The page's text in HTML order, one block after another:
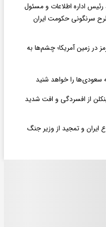
اداره اطلاعات و مسئول
سرنگونی حکومت ایران
در زمین آمریکا؛ چشم‌ها به
را خواهد شنید
لینکلن از افسردگی و افت شدید
ایران و تمجید از وزیر جنگ